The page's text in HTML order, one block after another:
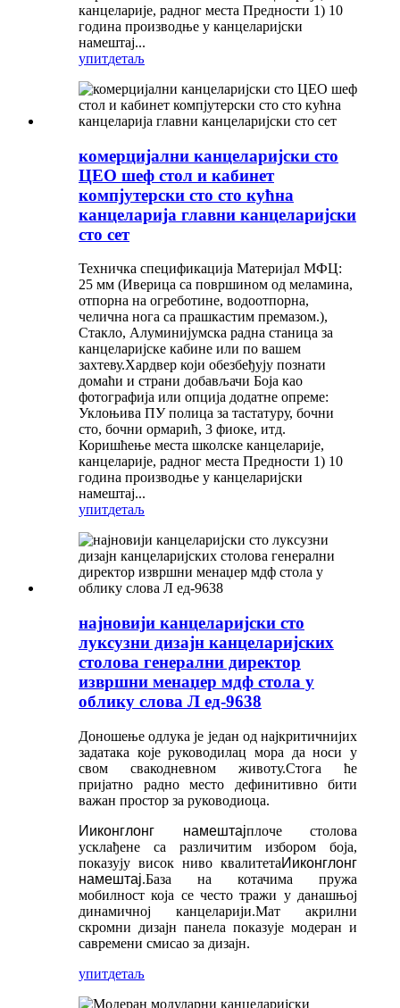
канцеларије, радног места Предности 1) 10
година производње у канцеларијски
намештај...
упитдетаљ
комерцијални канцеларијски сто
ЦЕО шеф стол и кабинет
компјутерски сто сто кућна
канцеларија главни канцеларијски
сто сет
Техничка спецификација Материјал МФЦ:
25 мм (Иверица са површином од меламина,
отпорна на огреботине, водоотпорна,
челична нога са прашкастим премазом.),
Стакло, Алуминијумска радна станица за
канцеларијске кабине или по вашем
захтеву.Хардвер који обезбеђују познати
домаћи и страни добављачи Боја као
фотографија или опција додатне опреме:
Уклоњива ПУ полица за тастатуру, бочни
сто, бочни ормарић, 3 фиоке, итд.
Коришћење места школске канцеларије,
канцеларије, радног места Предности 1) 10
година производње у канцеларијски
намештај...
упитдетаљ
најновији канцеларијски сто
луксузни дизајн канцеларијских
столова генерални директор
извршни менаџер мдф стола у
облику слова Л ед-9638
Доношење одлука је један од најкритичнијих
задатака које руководилац мора да носи у
свом свакодневном животу.Стога ће
пријатно радно место дефинитивно бити
важан простор за руководиоца.
Ииконглонг намештајплоче столова
усклађене са различитим избором боја,
показују висок ниво квалитетаИиконглонг
намештај.База на котачима пружа
мобилност која се често тражи у данашњој
динамичној канцеларији.Мат акрилни
скромни дизајн панела показује модеран и
савремени смисао за дизајн.
упитдетаљ